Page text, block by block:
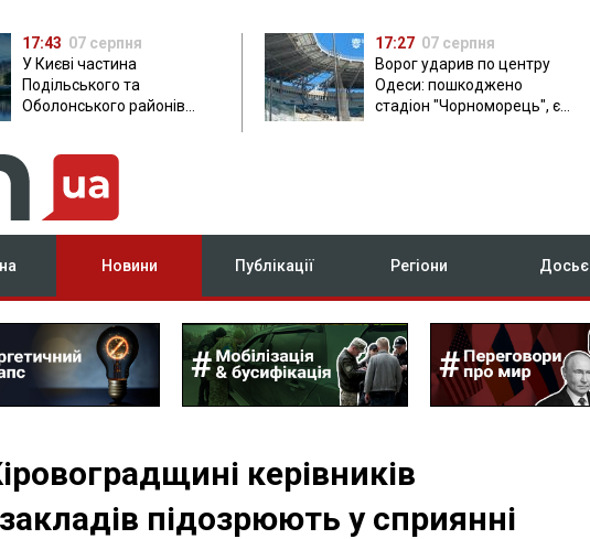
17:43 07 серпня
У Києві частина
Подільського та
Оболонського районів
17:27 07 серпня
Ворог ударив по центру
Одеси: пошкоджено
стадіон "Чорноморець", є
Новини Публікації Регіони Досьє
керівників
підозрюють у сприянні